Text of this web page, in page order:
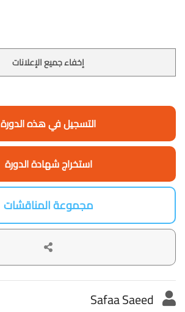
إخفاء جميع الإعلانات
التسجيل في هذه الدورة
استخراج شهادة الدورة
مجموعة المناقشات
Safaa Saeed